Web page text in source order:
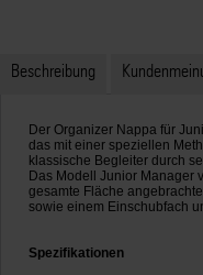
Beschreibung
Der Organizer Nappa für
das mit einer speziellen
klassische Begleiter durch
Das Modell Junior Manager
gesamte Fläche
sowie einem Einschubfach
Spezifikationen